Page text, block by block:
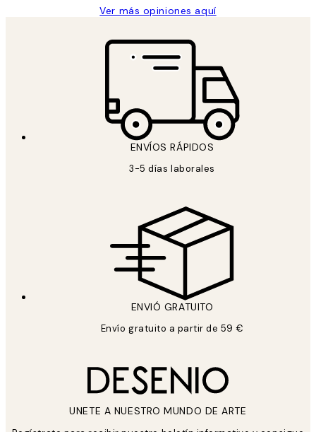
Ver más opiniones aquí
ENVÍOS RÁPIDOS
3-5 días laborales
ENVIÓ GRATUITO
Envío gratuito a partir de 59 €
UNETE A NUESTRO MUNDO DE ARTE